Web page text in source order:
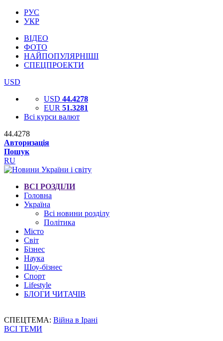
РУС
УКР
ВІДЕО
ФОТО
НАЙПОПУЛЯРНІШІ
СПЕЦПРОЕКТИ
USD
USD 44.4278
EUR 51.3281
Всі курси валют
44.4278
Авторизація
Пошук
RU
ВСІ РОЗДІЛИ
Головна
Україна
Всі новини розділу
Політика
Місто
Світ
Бізнес
Наука
Шоу-бізнес
Спорт
Lifestyle
БЛОГИ ЧИТАЧІВ
СПЕЦТЕМА: Війна в Ірані
ВСІ ТЕМИ